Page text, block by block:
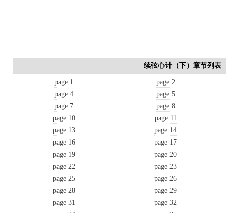
续弦心计（下）章节列表
page 1
page 2
page 4
page 5
page 7
page 8
page 10
page 11
page 13
page 14
page 16
page 17
page 19
page 20
page 22
page 23
page 25
page 26
page 28
page 29
page 31
page 32